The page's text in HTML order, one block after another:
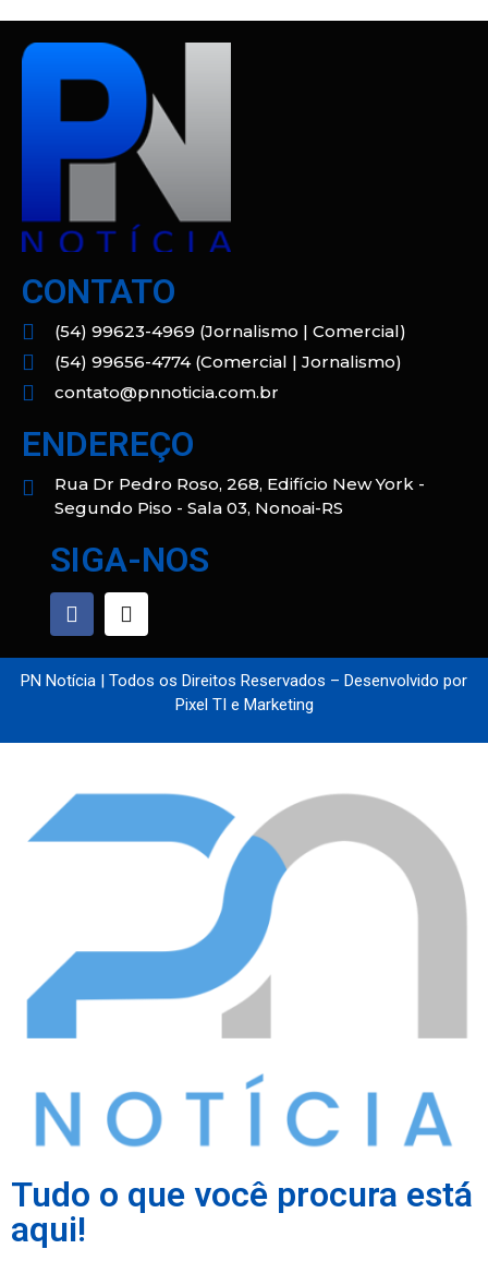
CONTATO
(54) 99623-4969 (Jornalismo | Comercial)
(54) 99656-4774 (Comercial | Jornalismo)
contato@pnnoticia.com.br
ENDEREÇO
Rua Dr Pedro Roso, 268, Edifício New York -
Segundo Piso - Sala 03, Nonoai-RS
SIGA-NOS
PN Notícia | Todos os Direitos Reservados – Desenvolvido por
Pixel TI e Marketing
Tudo o que você procura está
aqui!